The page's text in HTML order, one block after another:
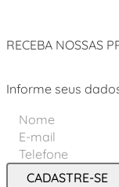
RECEBA NOSSAS
Informe seus
CADASTRE-SE